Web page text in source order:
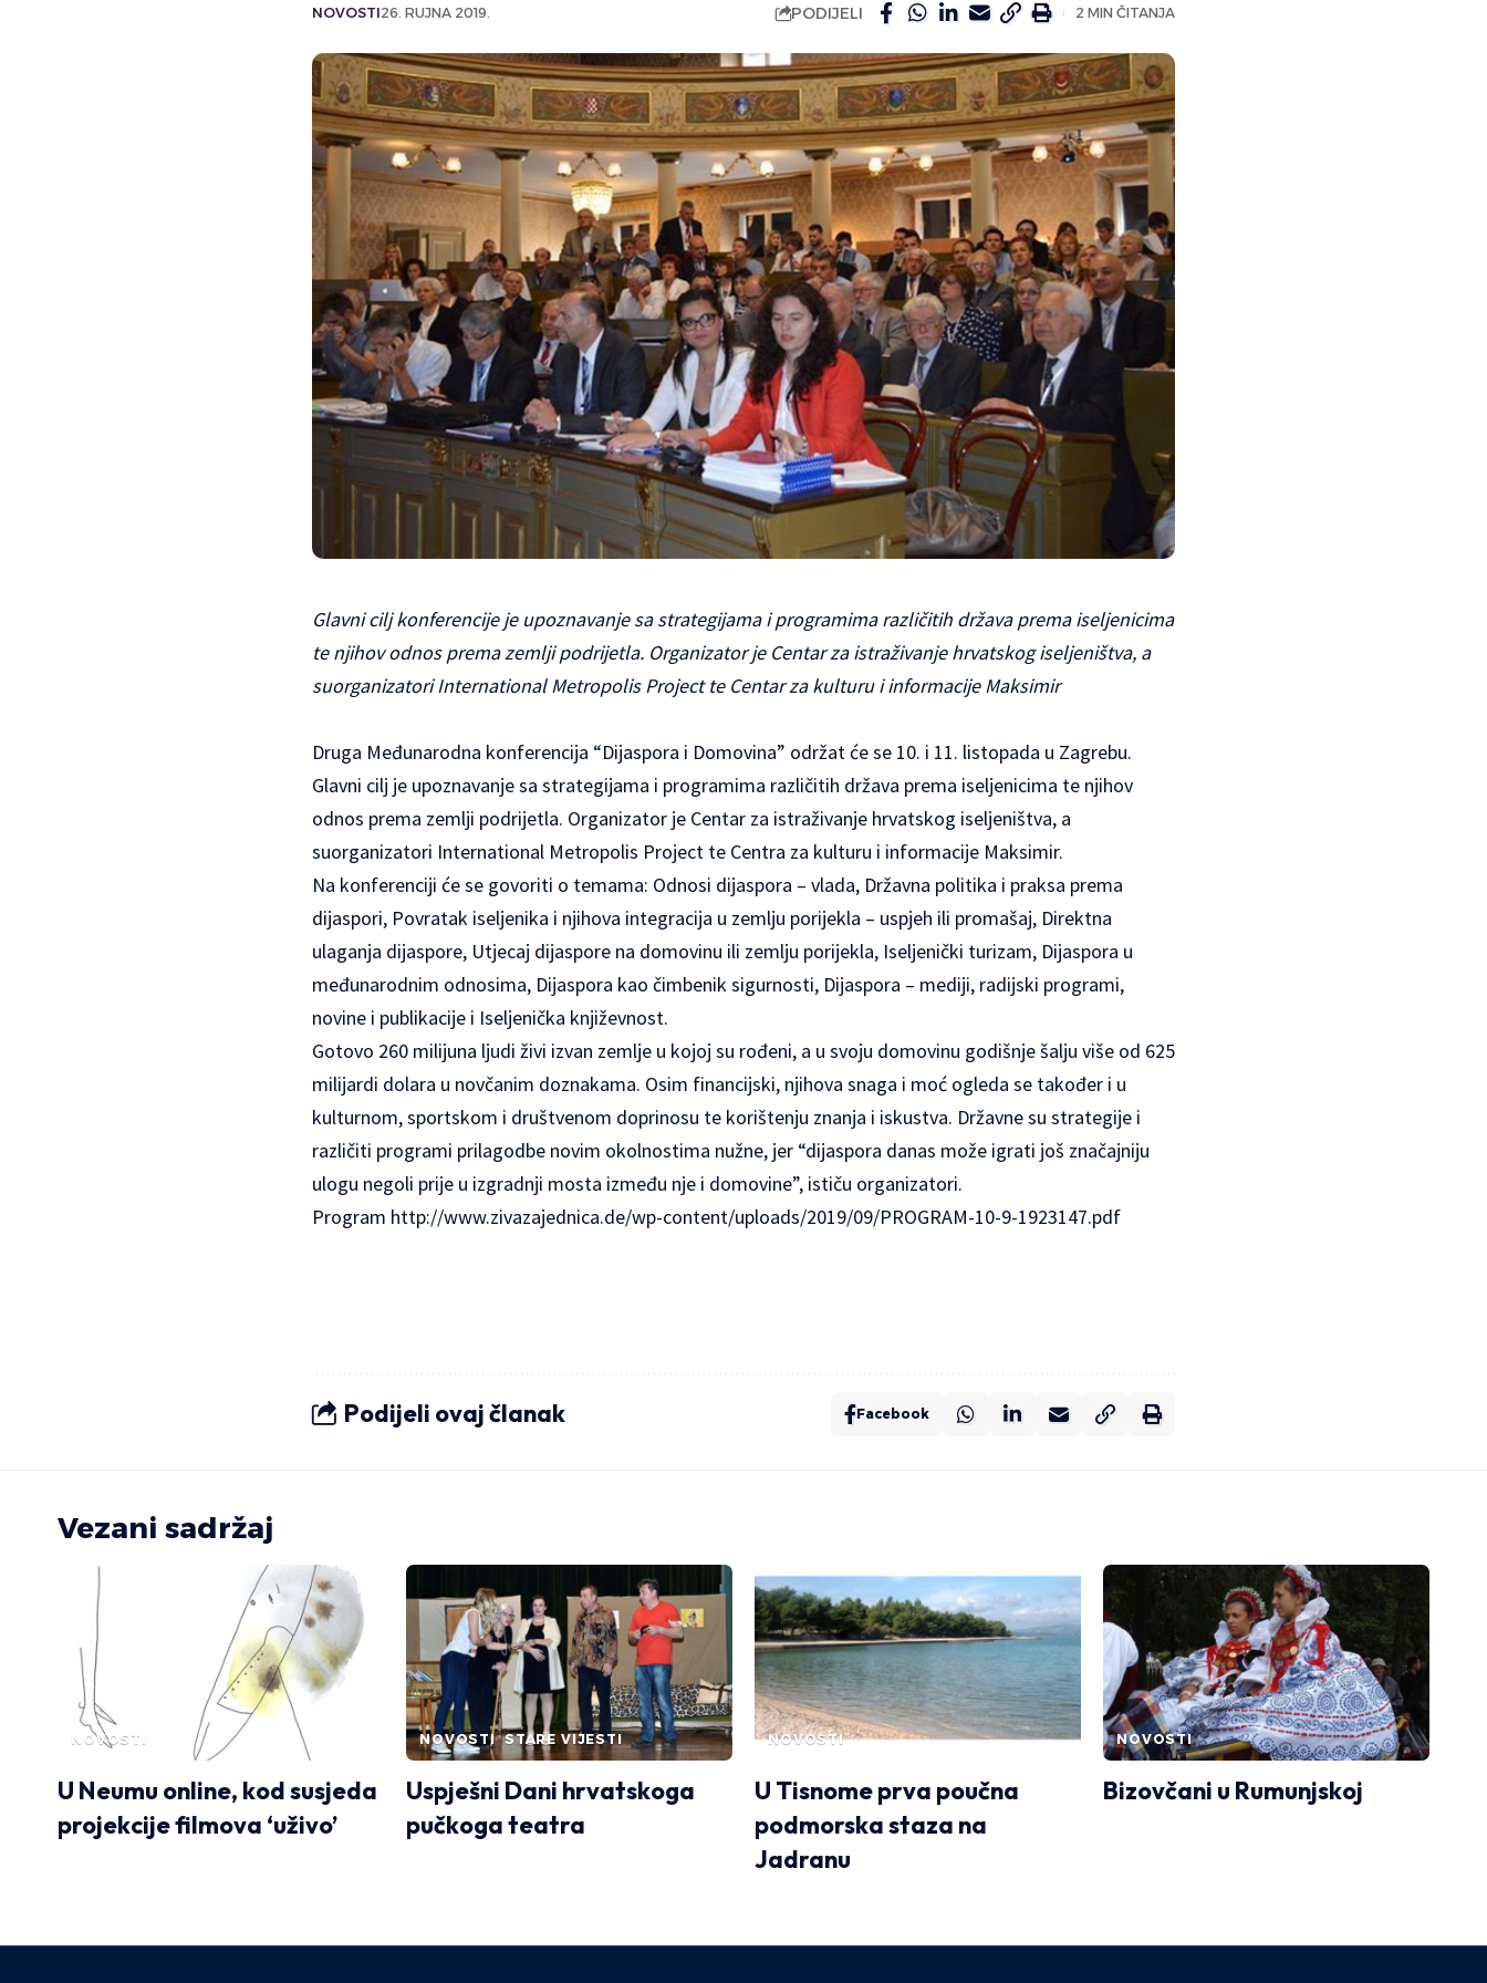
NOVOSTI26. RUJNA 2019. PODIJELI 2 MIN ČITANJA
Glavni cilj konferencije je upoznavanje sa strategijama i programima različitih država prema iseljenicima
te njihov odnos prema zemlji podrijetla. Organizator je Centar za istraživanje hrvatskog iseljeništva, a
suorganizatori International Metropolis Project te Centar za kulturu i informacije Maksimir
Druga Međunarodna konferencija “Dijaspora i Domovina” održat će se 10. i 11. listopada u Zagrebu.
Glavni cilj je upoznavanje sa strategijama i programima različitih država prema iseljenicima te njihov
odnos prema zemlji podrijetla. Organizator je Centar za istraživanje hrvatskog iseljeništva, a
suorganizatori International Metropolis Project te Centra za kulturu i informacije Maksimir.
Na konferenciji će se govoriti o temama: Odnosi dijaspora – vlada, Državna politika i praksa prema
dijaspori, Povratak iseljenika i njihova integracija u zemlju porijekla – uspjeh ili promašaj, Direktna
ulaganja dijaspore, Utjecaj dijaspore na domovinu ili zemlju porijekla, Iseljenički turizam, Dijaspora u
međunarodnim odnosima, Dijaspora kao čimbenik sigurnosti, Dijaspora – mediji, radijski programi,
novine i publikacije i Iseljenička književnost.
Gotovo 260 milijuna ljudi živi izvan zemlje u kojoj su rođeni, a u svoju domovinu godišnje šalju više od 625
milijardi dolara u novčanim doznakama. Osim financijski, njihova snaga i moć ogleda se također i u
kulturnom, sportskom i društvenom doprinosu te korištenju znanja i iskustva. Državne su strategije i
različiti programi prilagodbe novim okolnostima nužne, jer “dijaspora danas može igrati još značajniju
ulogu negoli prije u izgradnji mosta između nje i domovine”, ističu organizatori.
Program http://www.zivazajednica.de/wp-content/uploads/2019/09/PROGRAM-10-9-1923147.pdf
Podijeli ovaj članak Facebook
Vezani sadržaj
NOVOSTI
U Neumu online, kod susjeda
projekcije filmova ‘uživo’
NOVOSTI STARE VIJESTI
Uspješni Dani hrvatskoga
pučkoga teatra
NOVOSTI
U Tisnome prva poučna
podmorska staza na
Jadranu
NOVOSTI
Bizovčani u Rumunjskoj